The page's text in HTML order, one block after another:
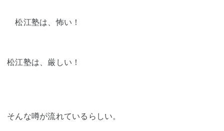
松江塾は、怖い！
松江塾は、厳しい！
そんな噂が流れているらしい。